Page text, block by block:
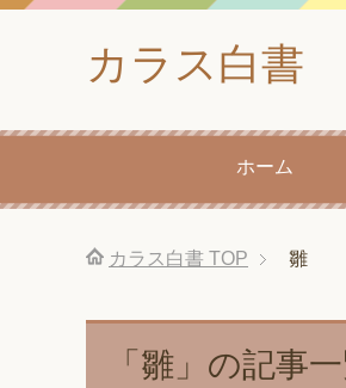
カラス白書
ホーム
カラス白書 TOP 雛
「雛」の記事